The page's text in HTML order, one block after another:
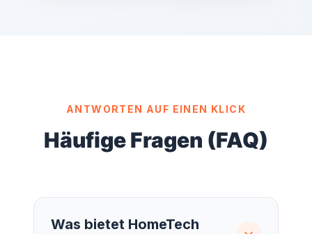
ANTWORTEN AUF EINEN KLICK
Häufige Fragen (FAQ)
Was bietet HomeTech